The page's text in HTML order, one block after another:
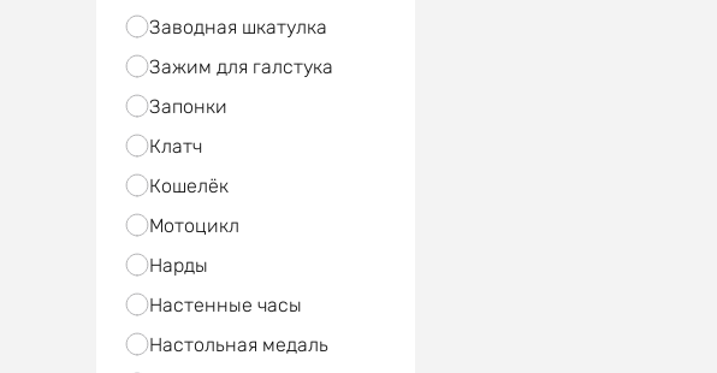
Заводная шкатулка
Зажим для галстука
Запонки
Клатч
Кошелёк
Мотоцикл
Нарды
Настенные часы
Настольная медаль